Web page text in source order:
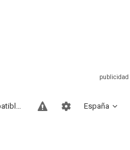
España
Sitios compatibles